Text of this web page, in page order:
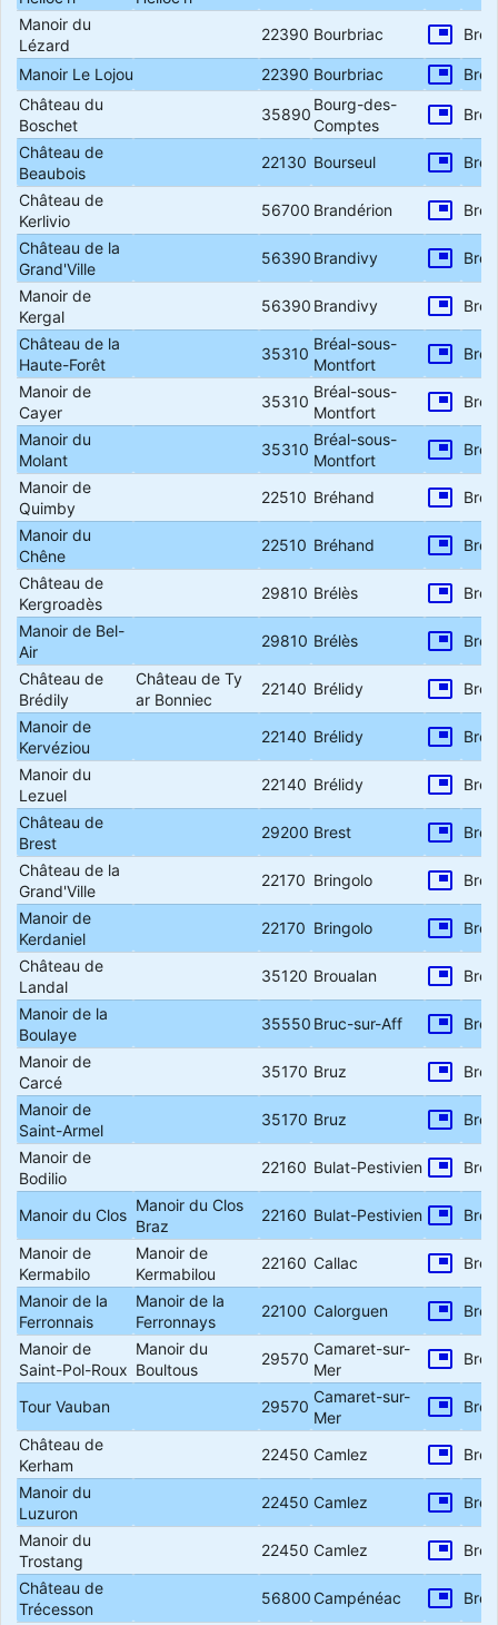
Manoir du
Lézard
22390 Bourbriac picture_in_picture
Manoir Le Lojou 22390 Bourbriac picture_in_picture
Château du
Boschet
35890
Bourg-des-
Comptes
picture_in_picture
Château de
Beaubois
22130 Bourseul picture_in_picture
Château de
Kerlivio
56700 Brandérion picture_in_picture
Château de la
Grand'Ville
56390 Brandivy picture_in_picture
Manoir de
Kergal
56390 Brandivy picture_in_picture
Château de la
Haute-Forêt
35310
Bréal-sous-
Montfort
picture_in_picture
Manoir de
Cayer
35310
Bréal-sous-
Montfort
picture_in_picture
Manoir du
Molant
35310
Bréal-sous-
Montfort
picture_in_picture
Manoir de
Quimby
22510 Bréhand picture_in_picture
Manoir du
Chêne
22510 Bréhand picture_in_picture
Château de
Kergroadès
29810 Brélès picture_in_picture
Manoir de Bel-
Air
29810 Brélès picture_in_picture
Château de
Brédily
Château de Ty
ar Bonniec
22140 Brélidy picture_in_picture
Manoir de
Kervéziou
22140 Brélidy picture_in_picture
Manoir du
Lezuel
22140 Brélidy picture_in_picture
Château de
Brest
29200 Brest picture_in_picture
Château de la
Grand'Ville
22170 Bringolo picture_in_picture
Manoir de
Kerdaniel
22170 Bringolo picture_in_picture
Château de
Landal
35120 Broualan picture_in_picture
Manoir de la
Boulaye
35550 Bruc-sur-Aff picture_in_picture
Manoir de
Carcé
35170 Bruz picture_in_picture
Manoir de
Saint-Armel
35170 Bruz picture_in_picture
Manoir de
Bodilio
22160 Bulat-Pestivien picture_in_picture
Manoir du Clos
Manoir du Clos
Braz
22160 Bulat-Pestivien picture_in_picture
Manoir de
Kermabilo
Manoir de
Kermabilou
22160 Callac picture_in_picture
Manoir de la
Ferronnais
Manoir de la
Ferronnays
22100 Calorguen picture_in_picture
Manoir de
Saint-Pol-Roux
Manoir du
Boultous
29570
Camaret-sur-
Mer
picture_in_picture
Tour Vauban 29570
Camaret-sur-
Mer
picture_in_picture
Château de
Kerham
22450 Camlez picture_in_picture
Manoir du
Luzuron
22450 Camlez picture_in_picture
Manoir du
Trostang
22450 Camlez picture_in_picture
Château de
Trécesson
56800Campénéac picture_in_picture